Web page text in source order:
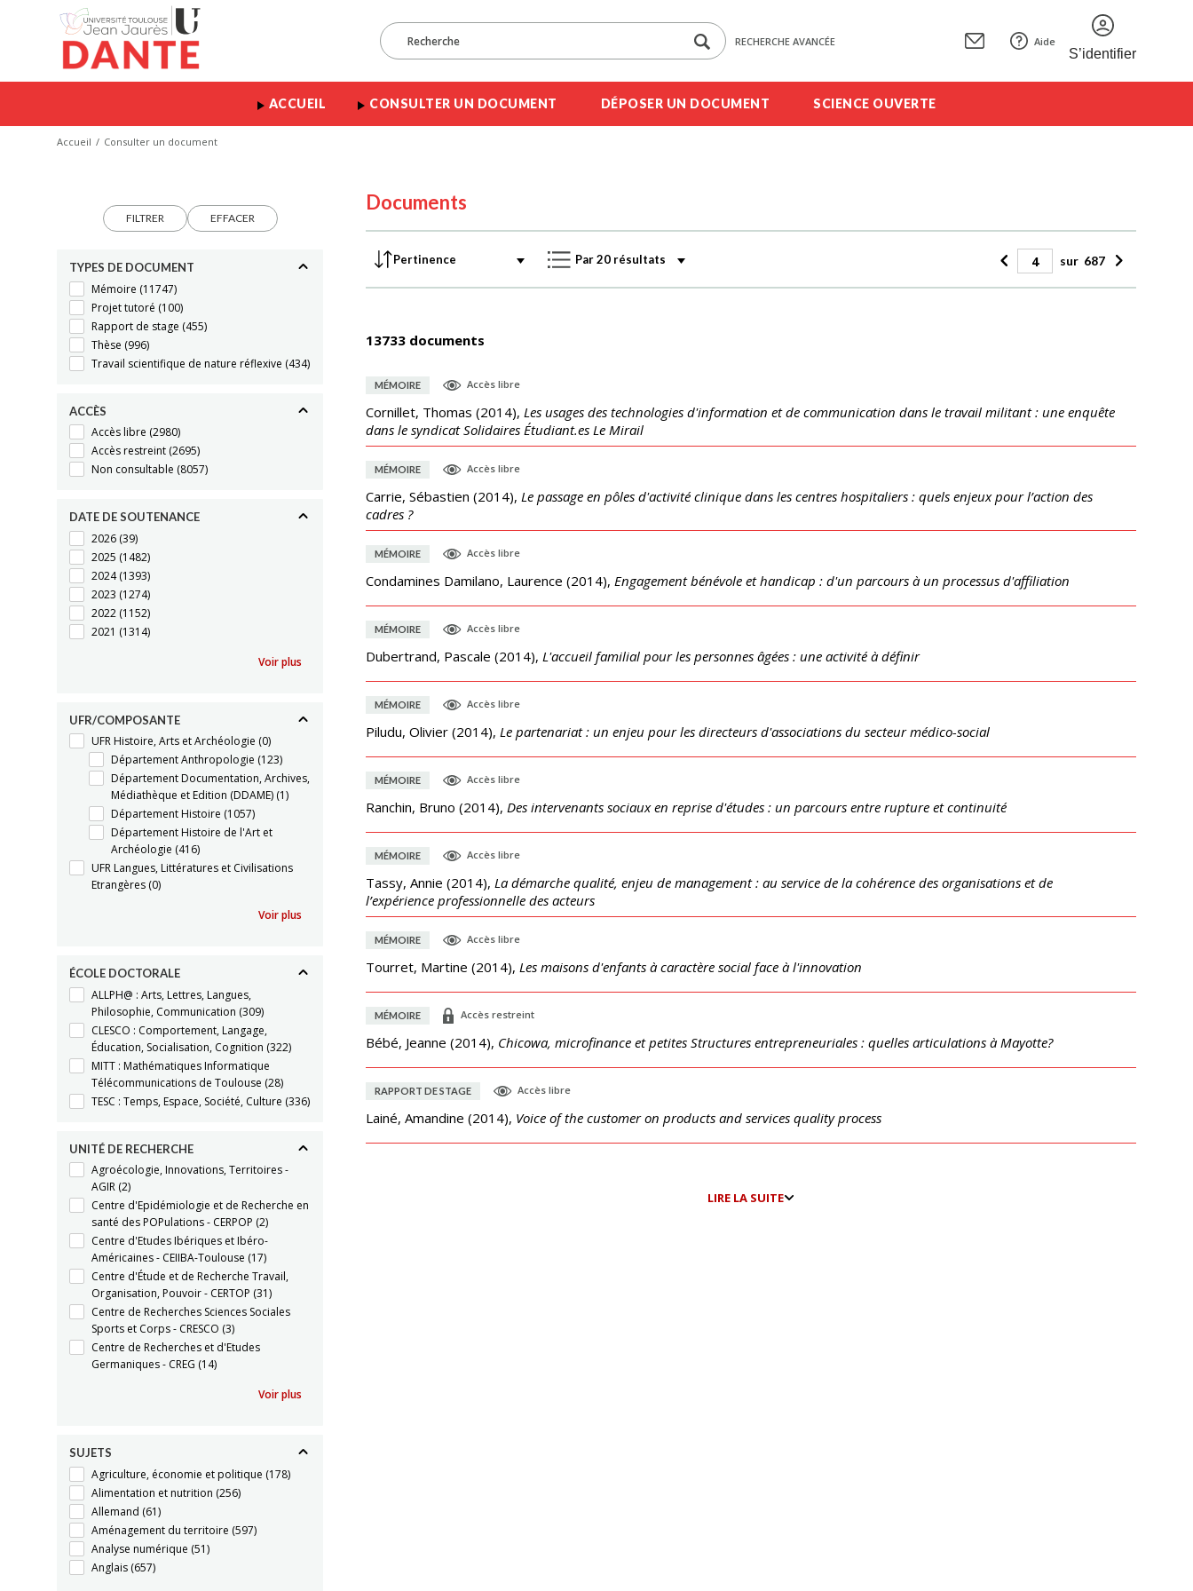
RECHERCHE AVANCÉE Aide
S’identifier
ACCUEIL CONSULTER UN DOCUMENT DÉPOSER UN DOCUMENT SCIENCE OUVERTE
Accueil Consulter un document
FILTRER EFFACER
TYPES DE DOCUMENT
Mémoire (11747)
Projet tutoré (100)
Rapport de stage (455)
Thèse (996)
Travail scientifique de nature réflexive (434)
ACCÈS
Accès libre (2980)
Accès restreint (2695)
Non consultable (8057)
DATE DE SOUTENANCE
2026 (39)
2025 (1482)
2024(1393)
2023 (1274)
2022 (1152)
2021 (1314)
Voir plus
UFR/COMPOSANTE
UFR Histoire, Arts et Archéologie (0)
Département Anthropologie (123)
Département Documentation, Archives,
Médiathèque et Edition (DDAME) (1)
Département Histoire (1057)
Département Histoire de l'Art et
Archéologie (416)
UFR Langues, Littératures et Civilisations
Etrangères (0)
Voir plus
ÉCOLE DOCTORALE
ALLPH@ : Arts, Lettres, Langues,
Philosophie, Communication (309)
CLESCO : Comportement, Langage,
Éducation, Socialisation, Cognition (322)
MITT : Mathématiques Informatique
Télécommunications de Toulouse (28)
TESC : Temps, Espace, Société, Culture (336)
UNITÉ DE RECHERCHE
Agroécologie, Innovations, Territoires -
AGIR (2)
Centre d'Epidémiologie et de Recherche en
santé des POPulations - CERPOP (2)
Centre d'Etudes Ibériques et Ibéro-
Américaines - CEIIBA-Toulouse (17)
Centre d'Étude et de Recherche Travail,
Organisation, Pouvoir - CERTOP (31)
Centre de Recherches Sciences Sociales
Sports et Corps - CRESCO (3)
Centre de Recherches et d'Etudes
Germaniques - CREG (14)
Voir plus
SUJETS
Agriculture, économie et politique (178)
Alimentation et nutrition (256)
Allemand (61)
Aménagement du territoire (597)
Analyse numérique (51)
Anglais (657)
Documents
sur 687
13733 documents
MÉMOIRE Accès libre
Cornillet, Thomas (2014), Les usages des technologies d'information et de communication dans le travail militant : une enquête
dans le syndicat Solidaires Étudiant.es Le Mirail
MÉMOIRE Accès libre
Carrie, Sébastien (2014), Le passage en pôles d'activité clinique dans les centres hospitaliers : quels enjeux pour l’action des
cadres ?
MÉMOIRE Accès libre
Condamines Damilano, Laurence (2014), Engagement bénévole et handicap : d'un parcours à un processus d'affiliation
MÉMOIRE Accès libre
Dubertrand, Pascale (2014), L'accueil familial pour les personnes âgées : une activité à définir
MÉMOIRE Accès libre
Piludu, Olivier (2014), Le partenariat : un enjeu pour les directeurs d'associations du secteur médico-social
MÉMOIRE Accès libre
Ranchin, Bruno (2014), Des intervenants sociaux en reprise d'études : un parcours entre rupture et continuité
MÉMOIRE Accès libre
Tassy, Annie (2014), La démarche qualité, enjeu de management : au service de la cohérence des organisations et de
l’expérience professionnelle des acteurs
MÉMOIRE Accès libre
Tourret, Martine (2014), Les maisons d'enfants à caractère social face à l'innovation
MÉMOIRE Accès restreint
Bébé, Jeanne (2014), Chicowa, microfinance et petites Structures entrepreneuriales : quelles articulations à Mayotte?
RAPPORT DE STAGE Accès libre
Lainé, Amandine (2014), Voice of the customer on products and services quality process
LIRE LA SUITE